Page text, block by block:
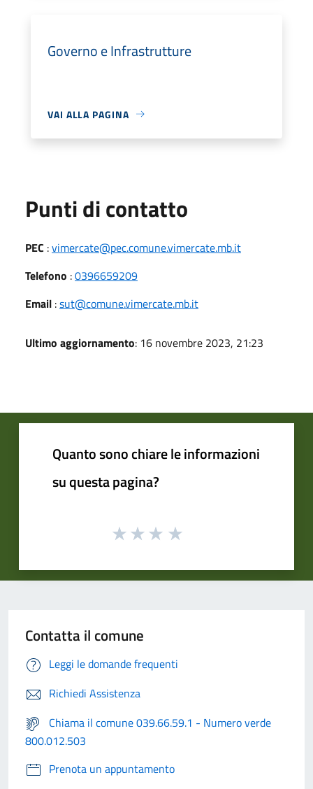
Governo e Infrastrutture
VAI ALLA PAGINA
Punti di contatto
PEC :vimercate@pec.comune.vimercate.mb.it
Telefono :0396659209
Email :sut@comune.vimercate.mb.it
Ultimo aggiornamento: 16 novembre 2023, 21:23
Quanto sono chiare le informazioni
su questa pagina?
Contatta il comune
Leggi le domande frequenti
Richiedi Assistenza
Chiama il comune 039.66.59.1 - Numero verde
800.012.503
Prenota un appuntamento